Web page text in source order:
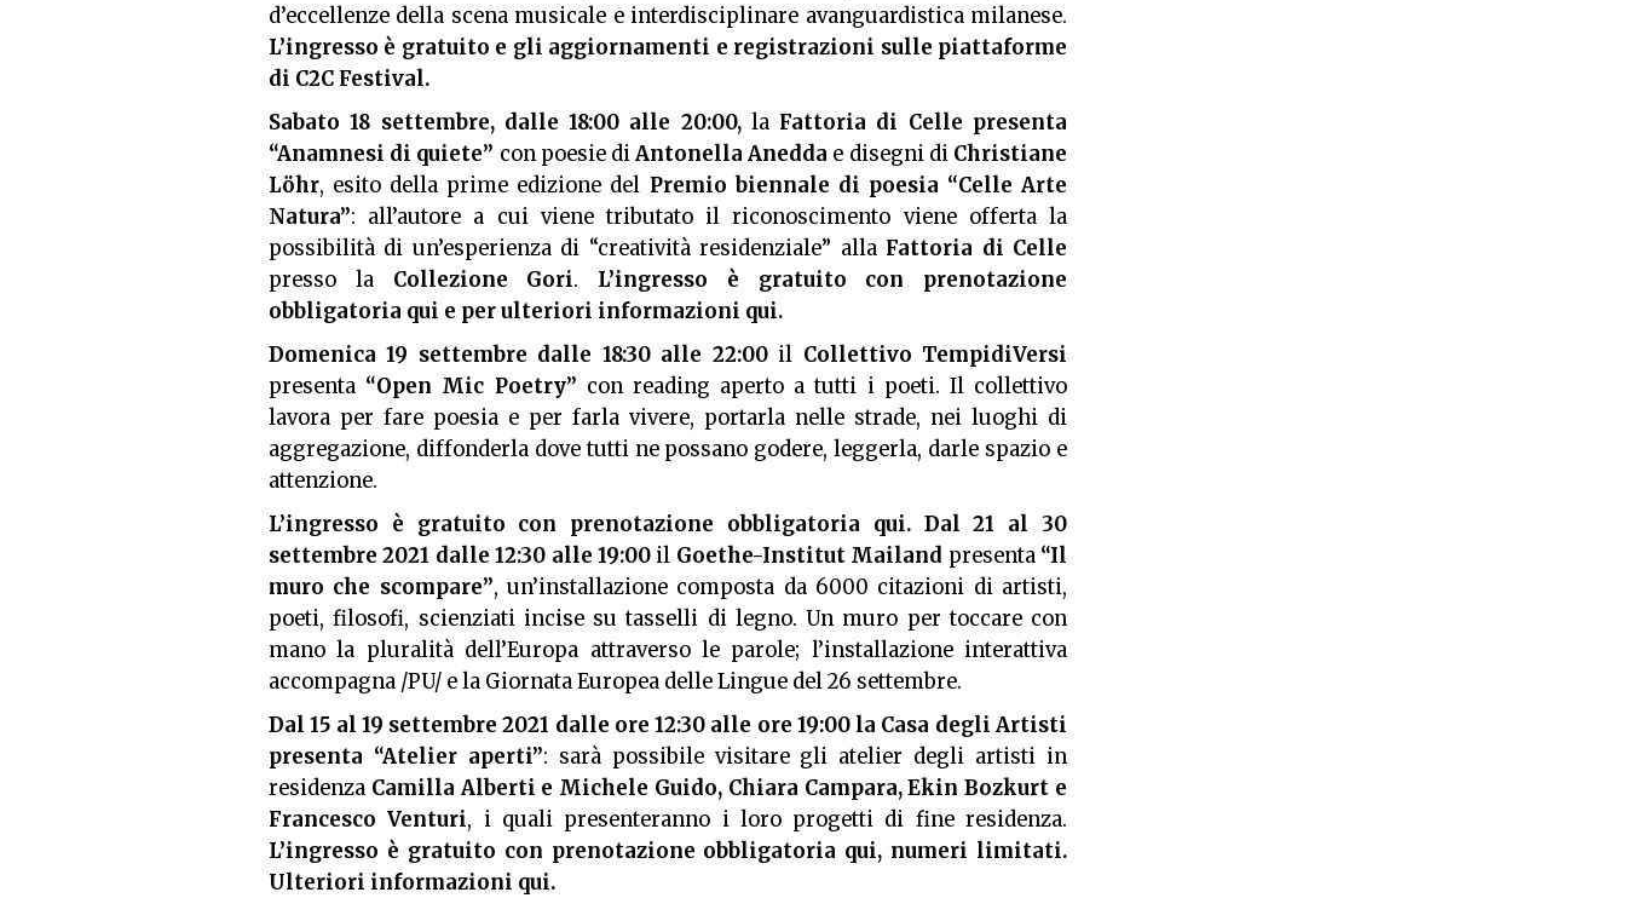
d’eccellenze della scena musicale e interdisciplinare avanguardistica milanese.
L’ingresso è gratuito e gli aggiornamenti e registrazioni sulle piattaforme
di C2C Festival.
Sabato 18 settembre, dalle 18:00 alle 20:00,la Fattoria di Celle presenta
“Anamnesi di quiete” con poesie diAntonella Anedda e disegni di Christiane
Löhr, esito della prime edizione del Premio biennale di poesia “Celle Arte
Natura”: all’autore a cui viene tributato il riconoscimento viene offerta la
possibilità di un’esperienza di “creatività residenziale” alla Fattoria di Celle
presso la Collezione Gori. L’ingresso è gratuito con prenotazione
obbligatoria qui e per ulteriori informazioni qui.
Domenica 19 settembre dalle 18:30 alle 22:00il Collettivo TempidiVersi
presenta “Open Mic Poetry” con reading aperto a tutti i poeti. Il collettivo
lavora per fare poesia e per farla vivere, portarla nelle strade, nei luoghi di
aggregazione, diffonderla dove tutti ne possano godere, leggerla, darle spazio e
attenzione.
L’ingresso è gratuito con prenotazione obbligatoria qui. Dal 21 al 30
settembre 2021 dalle 12:30 alle 19:00 il Goethe-Institut Mailand presenta “Il
muro che scompare”, un’installazione composta da 6000 citazioni di artisti,
poeti, filosofi, scienziati incise su tasselli di legno. Un muro per toccare con
mano la pluralità dell’Europa attraverso le parole; l’installazione interattiva
accompagna /PU/ e la Giornata Europea delle Lingue del 26 settembre.
Dal 15 al 19 settembre 2021 dalle ore 12:30 alle ore 19:00 la Casa degli Artisti
presenta “Atelier aperti”: sarà possibile visitare gli atelier degli artisti in
residenza Camilla Alberti e Michele Guido, Chiara Campara, Ekin Bozkurt e
Francesco Venturi, i quali presenteranno i loro progetti di fine residenza.
L’ingresso è gratuito con prenotazione obbligatoria qui, numeri limitati.
Ulteriori informazioni qui.